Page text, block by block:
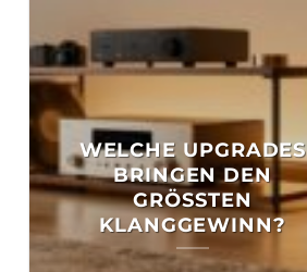
WELCHE UPGRADES
BRINGEN DEN
GRÖSSTEN K
LANGGEWINN?